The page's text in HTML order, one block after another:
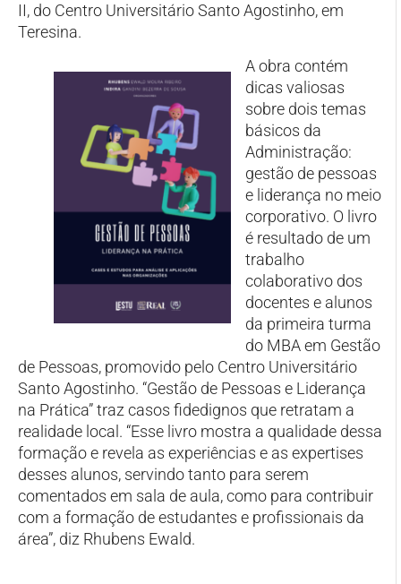
II, do Centro Universitário Santo Agostinho, em
Teresina.
A obra contém
dicas valiosas
sobre dois temas
básicos da
Administração:
gestão de pessoas
e liderança no meio
corporativo. O livro
é resultado de um
trabalho
colaborativo dos
docentes e alunos
da primeira turma
do MBA em Gestão
de Pessoas, promovido pelo Centro Universitário
Santo Agostinho. “Gestão de Pessoas e Liderança
na Prática” traz casos fidedignos que retratam a
realidade local. “Esse livro mostra a qualidade dessa
formação e revela as experiências e as expertises
desses alunos, servindo tanto para serem
comentados em sala de aula, como para contribuir
com a formação de estudantes e profissionais da
área”, diz Rhubens Ewald.